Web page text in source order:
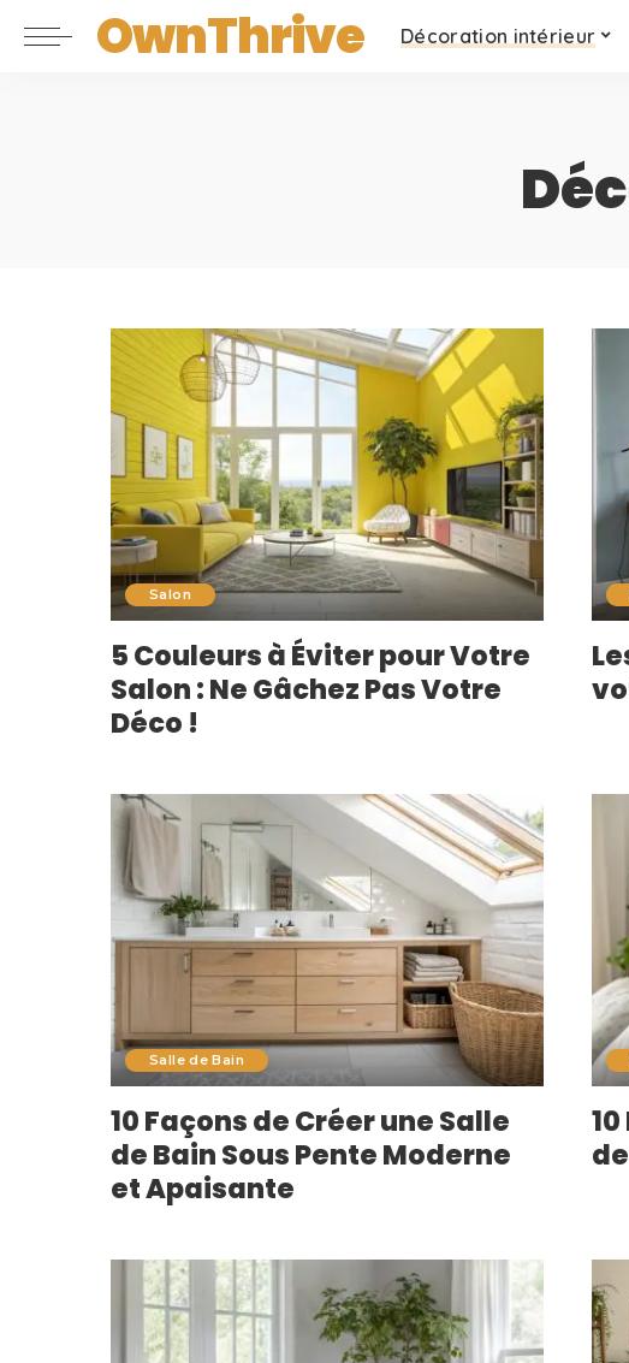
OwnThrive Décoration intérieur
Salon
5 Couleurs à Éviter pour Votre
Salon : Ne Gâchez Pas Votre
Déco !
Salle de Bain
10 Façons de Créer une Salle
de Bain Sous Pente Moderne
et Apaisante